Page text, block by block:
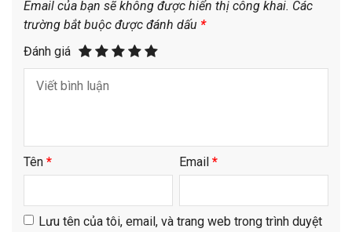
Email của bạn sẽ không được hiển thị công khai. Các
trường bắt buộc được đánh dấu *
Đánh giá
Tên * Email *
Lưu tên của tôi, email, và trang web trong trình duyệt